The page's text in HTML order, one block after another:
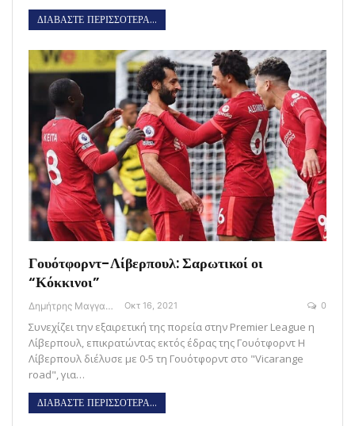
ΔΙΑΒΑΣΤΕ ΠΕΡΙΣΣΟΤΕΡΑ...
Γουότφορντ-Λίβερπουλ: Σαρωτικοί οι
“Κόκκινοι”
Δημήτρης Μαγγανάρης Οκτ 16, 2021 0
Συνεχίζει την εξαιρετική της πορεία στην Premier League η
Λίβερπουλ, επικρατώντας εκτός έδρας της Γουότφορντ Η
Λίβερπουλ διέλυσε με 0-5 τη Γουότφορντ στο "Vicarange
road", για…
ΔΙΑΒΑΣΤΕ ΠΕΡΙΣΣΟΤΕΡΑ...